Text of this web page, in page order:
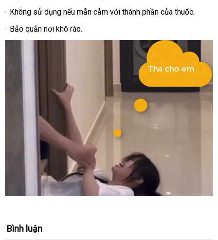
- Không sử dụng nếu mẫn cảm với thành phần của thuốc.
- Bảo quản nơi khô ráo.
Bình luận